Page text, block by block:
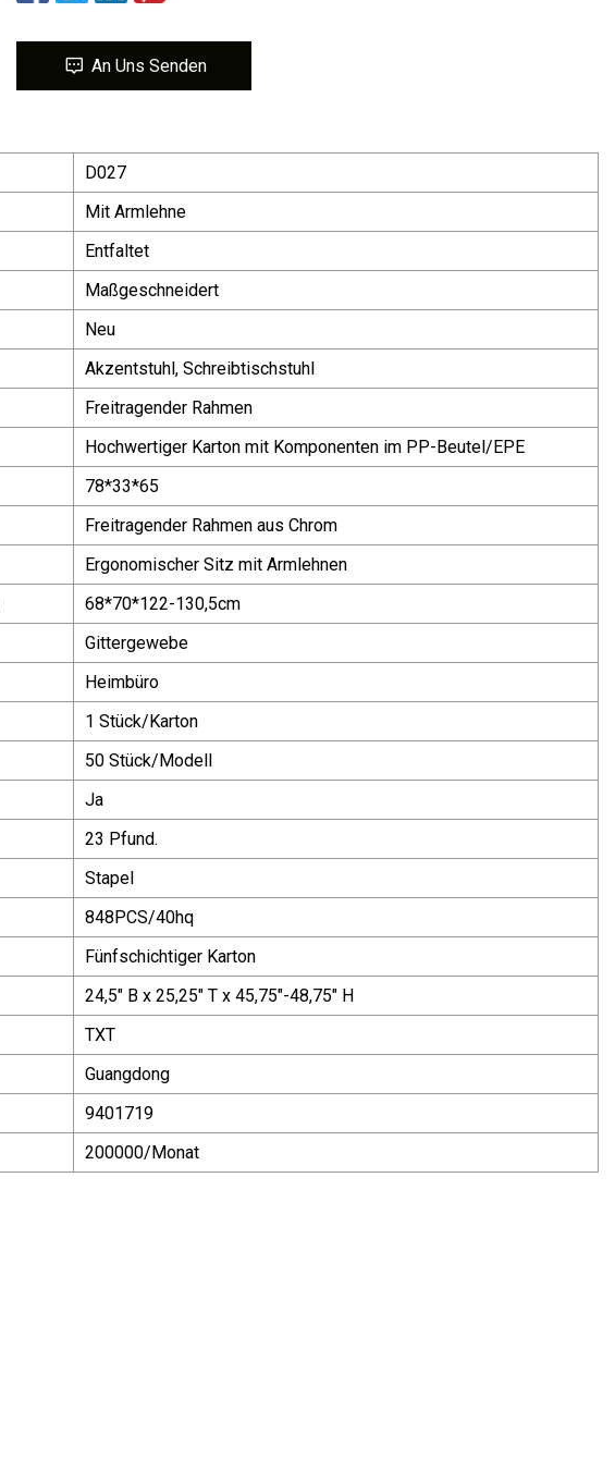
An Uns Senden
D027
Mit Armlehne
Entfaltet
Maßgeschneidert
Neu
Akzentstuhl, Schreibtischstuhl
Freitragender Rahmen
Hochwertiger Karton mit Komponenten im PP-Beutel/EPE
78*33*65
Freitragender Rahmen aus Chrom
Ergonomischer Sitz mit Armlehnen
68*70*122-130,5cm
Gittergewebe
Heimbüro
1 Stück/Karton
50 Stück/Modell
Ja
23 Pfund.
Stapel
848PCS/40hq
Fünfschichtiger Karton
24,5" B x 25,25" T x 45,75"-48,75" H
TXT
Guangdong
9401719
200000/Monat